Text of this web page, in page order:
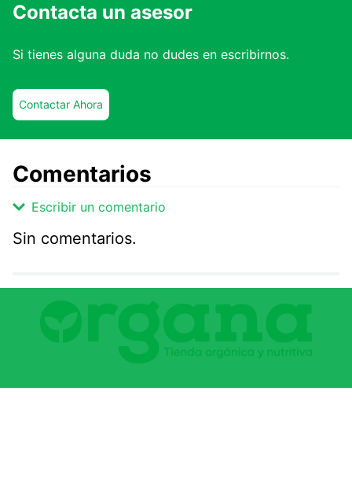
Contacta un asesor
Si tienes alguna duda no dudes en escribirnos.
Contactar Ahora
Comentarios
Escribir un comentario
Comentario
Califique el producto de 1 a 5 estrellas
★★★☆☆
Sin comentarios.